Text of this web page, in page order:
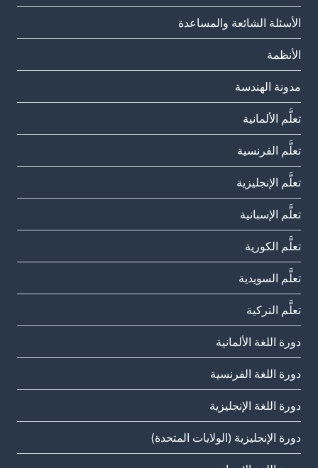
الأسئلة الشائعة والمساعدة
الأنظمة
مدونة الهندسة
تعلَّم الألمانية
تعلَّم الفرنسية
تعلَّم الإنجليزية
تعلَّم الإسبانية
تعلَّم الكورية
تعلَّم السويدية
تعلَّم التركية
دورة اللغة الألمانية
دورة اللغة الفرنسية
دورة اللغة الإنجليزية
دورة الإنجليزية (الولايات المتحدة)